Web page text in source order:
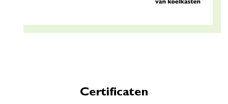
Certificaten